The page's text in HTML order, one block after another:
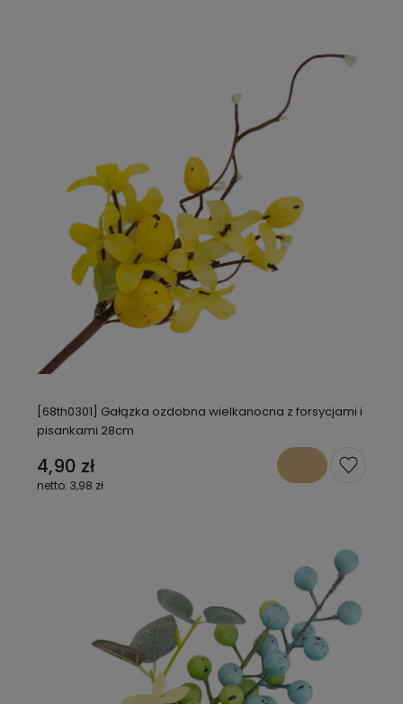
[68th0301] Gałązka ozdobna wielkanocna z forsycjami i
pisankami 28cm
4,90 zł
3,98 zł